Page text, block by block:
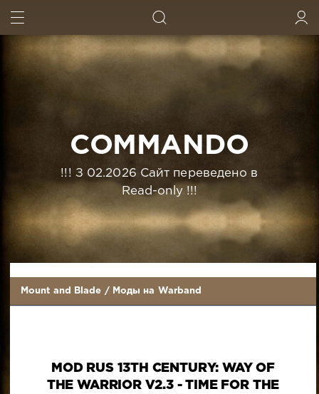
COMMANDO
!!! З 02.2026 Сайт переведено в
Read-only !!!
Mount and Blade / Моды на Warband
MOD RUS 13TH CENTURY: WAY OF
THE WARRIOR V2.3 - TIME FOR THE